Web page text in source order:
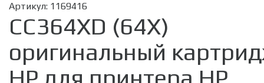
Артикул: 1169416
CC364XD (64X)
оригинальный